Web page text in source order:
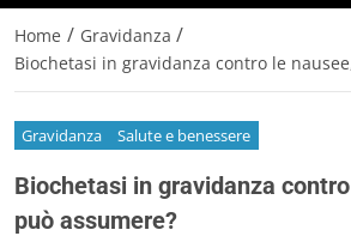
Home / Gravidanza /
Biochetasi in gravidanza contro le
Gravidanza Salute e benessere
Biochetasi in gravidanza
può assumere?